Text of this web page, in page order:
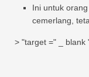
Ini untuk
cemerlang,
> "target =" _ blank